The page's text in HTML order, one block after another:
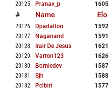
20125. Pranav_p 1605
# Name Elo
20126. Dpadalton 1592
20127. Naganand 1591
20128. Irair De Jesus 1621
20129. Varron123 1626
20130. Borniedev 1587
20131 . Sjh 1588
20132. Pcibiri 1577